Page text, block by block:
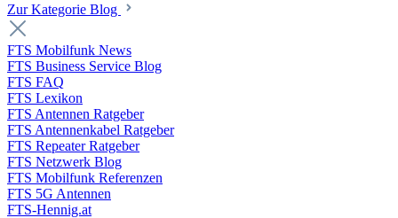
Zur Kategorie Blog
FTS Mobilfunk News
FTS Business Service Blog
FTS FAQ
FTS Lexikon
FTS Antennen Ratgeber
FTS Antennenkabel Ratgeber
FTS Repeater Ratgeber
FTS Netzwerk Blog
FTS Mobilfunk Referenzen
FTS 5G Antennen
FTS-Hennig.at